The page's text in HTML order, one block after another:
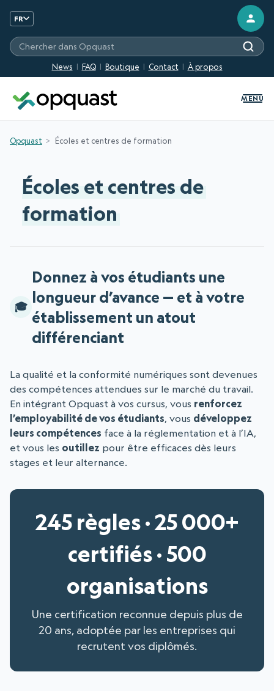
FR
News FAQ Boutique Contact À propos
Chercher sur les sites Opquast
MENU
Opquast Écoles et centres de formation
Écoles et centres de
formation
Donnez à vos étudiants une
longueur d’avance — et à votre
établissement un atout
différenciant
La qualité et la conformité numériques sont devenues
des compétences attendues sur le marché du travail.
En intégrant Opquast à vos cursus, vous renforcez
l’employabilité de vos étudiants, vous développez
leurs compétences face à la réglementation et à l’IA,
et vous les outillez pour être efficaces dès leurs
stages et leur alternance.
245 règles · 25 000+
certifiés · 500
organisations
Une certification reconnue depuis plus de
20 ans, adoptée par les entreprises qui
recrutent vos diplômés.